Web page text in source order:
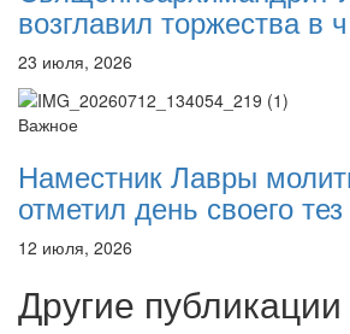
возглавил торжества в
23 июля, 2026
Важное
Наместник Лавры
отметил день своего
12 июля, 2026
Другие публикации